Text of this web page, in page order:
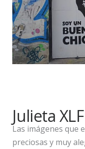
Julieta XLF
Las imágenes que
preciosas y muy